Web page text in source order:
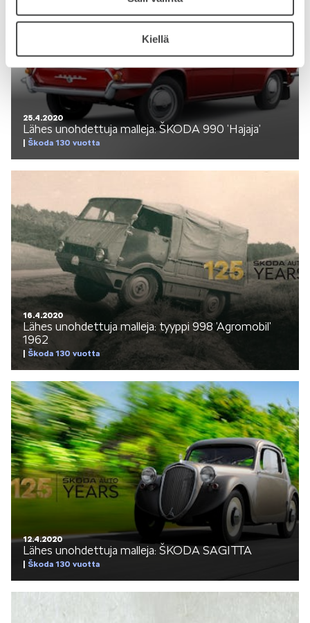
Kiellä
25.4.2020
Lähes unohdettuja malleja: ŠKODA 990 ’Hajaja’
Škoda 130 vuotta
16.4.2020
Lähes unohdettuja malleja: tyyppi 998 ’Agromobil’
1962
Škoda 130 vuotta
12.4.2020
Lähes unohdettuja malleja: ŠKODA SAGITTA
Škoda 130 vuotta